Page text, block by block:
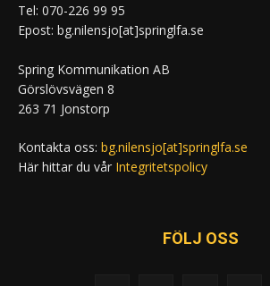
Tel: 070-226 99 95
Epost: bg.nilensjo[at]springlfa.se
Spring Kommunikation AB
Görslövsvägen 8
263 71 Jonstorp
Kontakta oss: bg.nilensjo[at]springlfa.se
Här hittar du vår Integritetspolicy
FÖLJ OSS